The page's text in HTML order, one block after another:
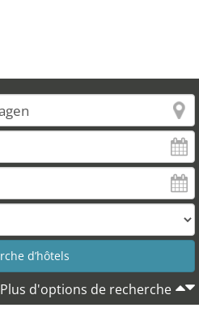
Plus d'options de recherche